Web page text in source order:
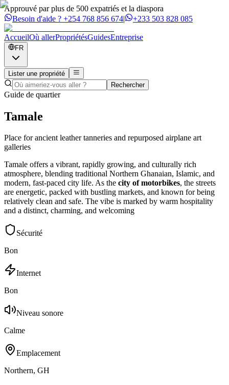
Approuvé par plus de 500 expatriés et la diaspora
Besoin d'aide ? +254 768 856 674| +233 503 828 085
AccueilOù allerPropriétésGuidesEntreprise
FR
Lister une propriété
Rechercher
Guide de quartier
Tamale
Place for ancient leather tanneries and repurposed airplane art
galleries
Tamale offers a vibrant, rapidly growing, and culturally rich
atmosphere, blending traditional Northern Ghanaian, Islamic, and
modern, fast-paced city life. As the city of motorbikes, the streets
are energetic, packed with bustling markets, and known for being
relatively clean and safe. The vibe is marked by warm hospitality
and a distinct, charming, and welcoming
Sécurité
Bon
Internet
Bon
Niveau sonore
Calme
Emplacement
Northern, GH